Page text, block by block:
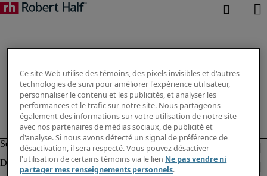
Ce site Web utilise des témoins, des pixels invisibles et d'autres
technologies de suivi pour améliorer l'expérience utilisateur,
personnaliser le contenu et les publicités, et analyser les
performances et le trafic sur notre site. Nous partageons
également des informations sur votre utilisation de notre site
avec nos partenaires de médias sociaux, de publicité et
d'analyse. Si nous avons détecté un signal de préférence de
désactivation, il sera respecté. Vous pouvez désactiver
l'utilisation de certains témoins via le lien Ne pas vendre ni
partager mes renseignements personnels.